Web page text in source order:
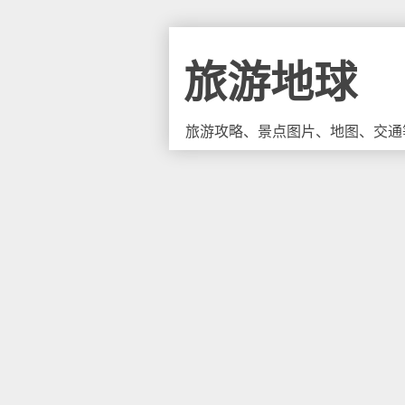
旅游地球
旅游攻略、景点图片、地图、交